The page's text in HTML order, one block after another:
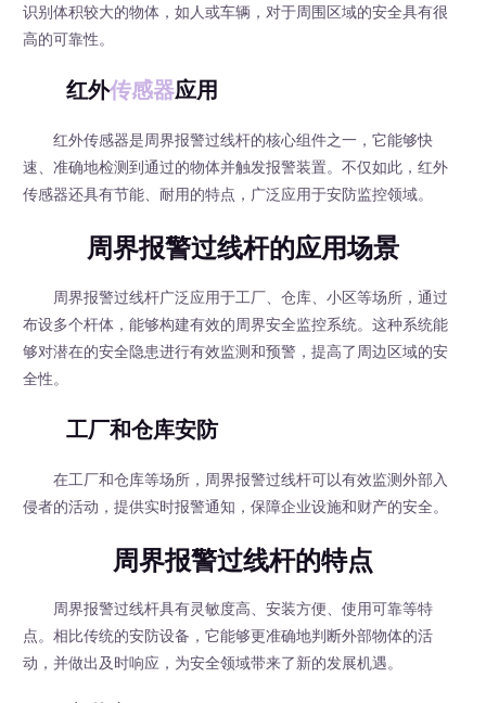
识别体积较大的物体，如人或车辆，对于周围区域的安全具有很
高的可靠性。
红外传感器应用
红外传感器是周界报警过线杆的核心组件之一，它能够快
速、准确地检测到通过的物体并触发报警装置。不仅如此，红外
传感器还具有节能、耐用的特点，广泛应用于安防监控领域。
周界报警过线杆的应用场景
周界报警过线杆广泛应用于工厂、仓库、小区等场所，通过
布设多个杆体，能够构建有效的周界安全监控系统。这种系统能
够对潜在的安全隐患进行有效监测和预警，提高了周边区域的安
全性。
工厂和仓库安防
在工厂和仓库等场所，周界报警过线杆可以有效监测外部入
侵者的活动，提供实时报警通知，保障企业设施和财产的安全。
周界报警过线杆的特点
周界报警过线杆具有灵敏度高、安装方便、使用可靠等特
点。相比传统的安防设备，它能够更准确地判断外部物体的活
动，并做出及时响应，为安全领域带来了新的发展机遇。